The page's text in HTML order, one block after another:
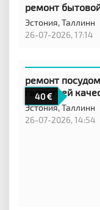
ремонт
Эстония,Таллинн
26-07-2026, 17:14
40
ремонт
гарантией
Эстония,Таллинн
26-07-2026, 14:54